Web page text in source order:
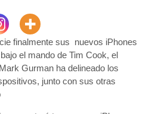
finalmente sus nuevos iPhones
el mando de Tim Cook, el
Gurman ha delineado los
junto con sus otras